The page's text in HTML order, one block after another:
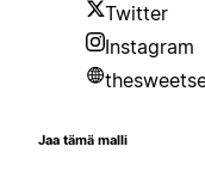
Twitter
Instagram
Jaa tämä malli